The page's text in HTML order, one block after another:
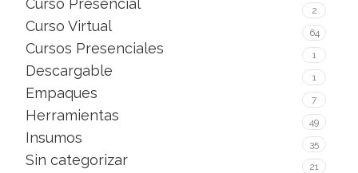
Curso Presencial 2
Curso Virtual 64
Cursos Presenciales 1
Descargable 1
Empaques 7
Herramientas 49
Insumos 35
Sin categorizar 21